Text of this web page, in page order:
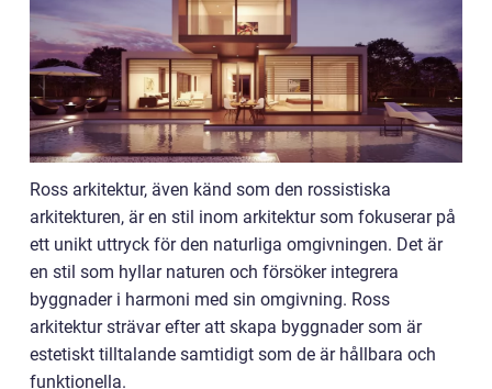
Ross arkitektur, även känd som den rossistiska
arkitekturen, är en stil inom arkitektur som fokuserar på
ett unikt uttryck för den naturliga omgivningen. Det är
en stil som hyllar naturen och försöker integrera
byggnader i harmoni med sin omgivning. Ross
arkitektur strävar efter att skapa byggnader som är
estetiskt tilltalande samtidigt som de är hållbara och
funktionella.